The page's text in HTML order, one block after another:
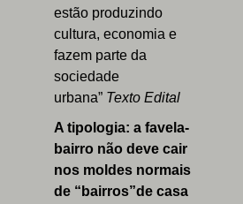
estão produzindo
cultura, economia e
fazem parte da
sociedade
urbana” Texto Edital
A tipologia: a favela-
bairro não deve cair
nos moldes normais
de “bairros”de casa